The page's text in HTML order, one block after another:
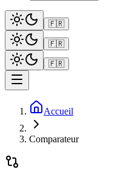
🇫🇷
🇫🇷
🇫🇷
Accueil
Comparateur